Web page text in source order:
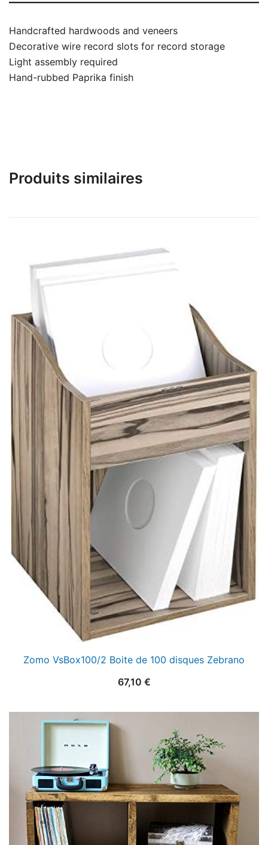
Handcrafted hardwoods and veneers
Decorative wire record slots for record storage
Light assembly required
Hand-rubbed Paprika finish
Produits similaires
Zomo VsBox100/2 Boite de 100 disques Zebrano
67,10 €